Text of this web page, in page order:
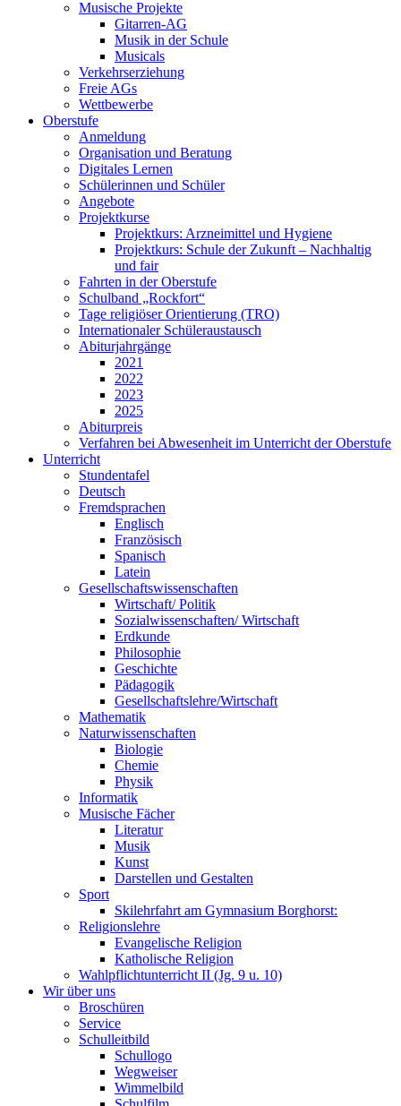
Musische Projekte
Gitarren-AG
Musik in der Schule
Musicals
Verkehrserziehung
Freie AGs
Wettbewerbe
Oberstufe
Anmeldung
Organisation und Beratung
Digitales Lernen
Schülerinnen und Schüler
Angebote
Projektkurse
Projektkurs: Arzneimittel und Hygiene
Projektkurs: Schule der Zukunft – Nachhaltig
und fair
Fahrten in der Oberstufe
Schulband „Rockfort“
Tage religiöser Orientierung (TRO)
Internationaler Schüleraustausch
Abiturjahrgänge
2021
2022
2023
2025
Abiturpreis
Verfahren bei Abwesenheit im Unterricht der Oberstufe
Unterricht
Stundentafel
Deutsch
Fremdsprachen
Englisch
Französisch
Spanisch
Latein
Gesellschaftswissenschaften
Wirtschaft/ Politik
Sozialwissenschaften/ Wirtschaft
Erdkunde
Philosophie
Geschichte
Pädagogik
Gesellschaftslehre/Wirtschaft
Mathematik
Naturwissenschaften
Biologie
Chemie
Physik
Informatik
Musische Fächer
Literatur
Musik
Kunst
Darstellen und Gestalten
Sport
Skilehrfahrt am Gymnasium Borghorst:
Religionslehre
Evangelische Religion
Katholische Religion
Wahlpflichtunterricht II (Jg. 9 u. 10)
Wir über uns
Broschüren
Service
Schulleitbild
Schullogo
Wegweiser
Wimmelbild